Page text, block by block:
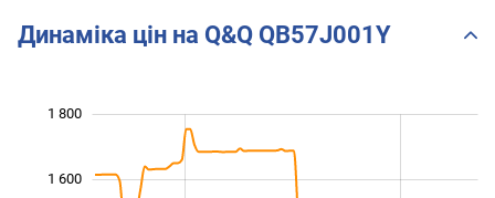
Динаміка цін на Q&Q QB57J001Y
1 600
1 800